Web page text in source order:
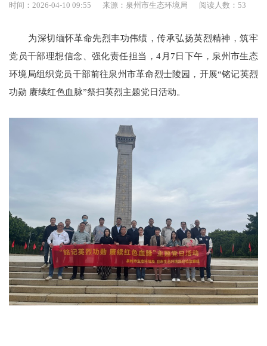
时间：2026-04-10 09:55 来源：泉州市生态环境局 阅读人数：53
为深切缅怀革命先烈丰功伟绩，传承弘扬英烈精神，筑牢
党员干部理想信念、强化责任担当，4月7日下午，泉州市生态
环境局组织党员干部前往泉州市革命烈士陵园，开展“铭记英烈
功勋 赓续红色血脉”祭扫英烈主题党日活动。